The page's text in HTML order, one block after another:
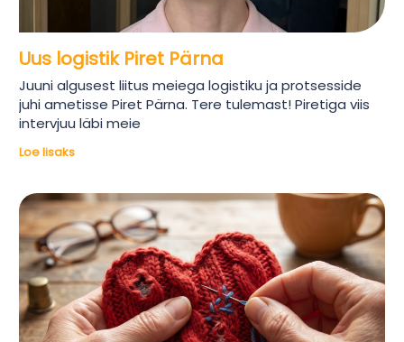
Uus logistik Piret Pärna
Juuni algusest liitus meiega logistiku ja protsesside
juhi ametisse Piret Pärna. Tere tulemast! Piretiga viis
intervjuu läbi meie
Loe lisaks